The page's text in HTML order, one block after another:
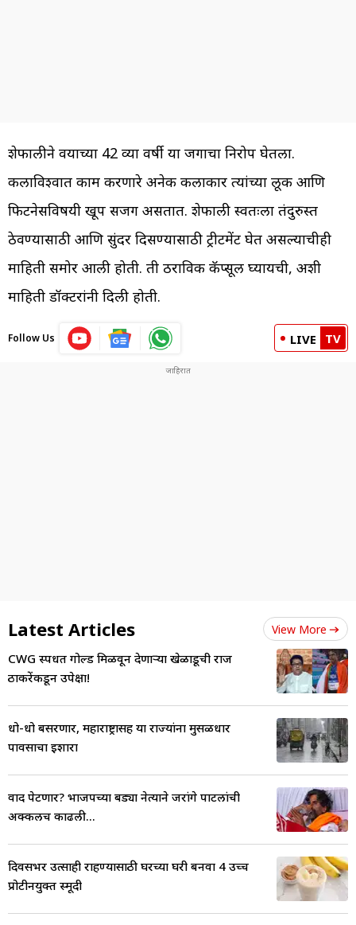
शेफालीने वयाच्या 42 व्या वर्षी या जगाचा निरोप घेतला.
कलाविश्वात काम करणारे अनेक कलाकार त्यांच्या लूक आणि
फिटनेसविषयी खूप सजग असतात. शेफाली स्वतःला तंदुरुस्त
ठेवण्यासाठी आणि सुंदर दिसण्यासाठी ट्रीटमेंट घेत असल्याचीही
माहिती समोर आली होती. ती ठराविक कॅप्सूल घ्यायची, अशी
माहिती डॉक्टरांनी दिली होती.
Follow Us LIVE TV
Latest Articles View More
CWG स्पर्धेत गोल्ड मिळवून देणाऱ्या खेळाडूची राज
ठाकरेंकडून उपेक्षा!
धो-धो बसरणार, महाराष्ट्रासह या राज्यांना मुसळधार
पावसाचा इशारा
वाद पेटणार? भाजपच्या बड्या नेत्याने जरांगे पाटलांची
अक्कलच काढली...
दिवसभर उत्साही राहण्यासाठी घरच्या घरी बनवा 4 उच्च
प्रोटीनयुक्त स्मूदी